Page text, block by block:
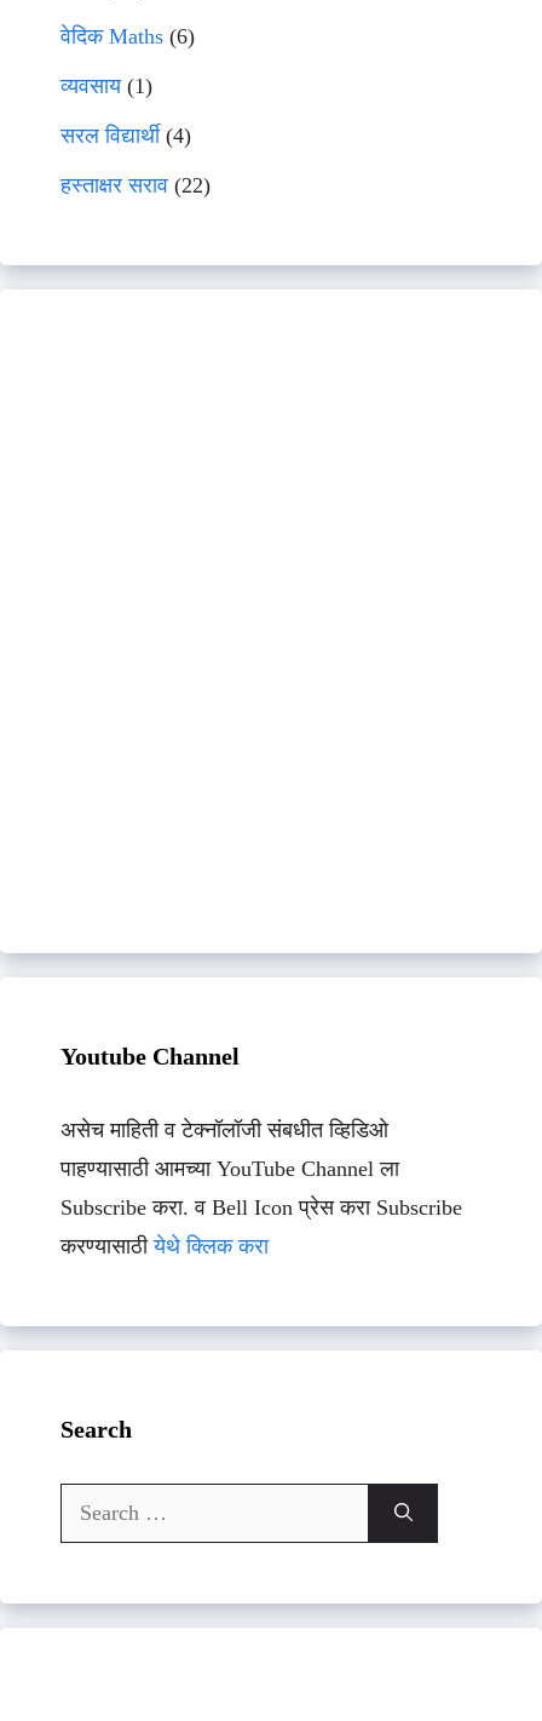
वेदिक Maths (6)
व्यवसाय(1)
सरल विद्यार्थी(4)
हस्ताक्षर सराव (22)
Youtube Channel
असेच माहिती व टेक्नॉलॉजी संबधीत व्हिडिओ
पाहण्यासाठी आमच्या YouTube Channel ला
Subscribe करा. व Bell Icon प्रेस करा Subscribe
करण्यासाठीयेथे क्लिक करा
Search
Search
for: